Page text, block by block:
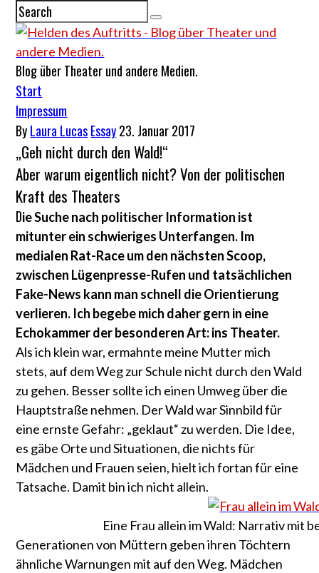
Blog über Theater und andere Medien.
Start
Impressum
ByLaura LucasEssay23. Januar 2017
„Geh nicht durch den Wald!“
Aber warum eigentlich nicht? Von der politischen
Kraft des Theaters
Die Suche nach politischer Information ist
mitunter ein schwieriges Unterfangen. Im
medialen Rat-Race um den nächsten Scoop,
zwischen Lügenpresse-Rufen und tatsächlichen
Fake-News kann man schnell die Orientierung
verlieren. Ich begebe mich daher gern in eine
Echokammer der besonderen Art: ins Theater.
Als ich klein war, ermahnte meine Mutter mich
stets, auf dem Weg zur Schule nicht durch den Wald
zu gehen. Besser sollte ich einen Umweg über die
Hauptstraße nehmen. Der Wald war Sinnbild für
eine ernste Gefahr: „geklaut“ zu werden. Die Idee,
es gäbe Orte und Situationen, die nichts für
Mädchen und Frauen seien, hielt ich fortan für eine
Tatsache. Damit bin ich nicht allein.
Eine Frau allein im Wald: Narrativ mit
Generationen von Müttern geben ihren Töchtern
ähnliche Warnungen mit auf den Weg. Mädchen